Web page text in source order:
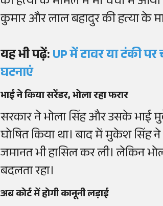
कुमार और लाल बहादुर की हत्या के
यह भी पढ़ें:UP में टावर या टंकी
घटनाएं
भाई ने किया सरेंडर, भोला रहा फरार
सरकार ने भोला सिंह और उसके भाई
घोषित किया था। बाद में मुकेश सिंह
जमानत भी हासिल कर ली। लेकिन
बदलता रहा।
अब कोर्ट में होगी कानूनी लड़ाई